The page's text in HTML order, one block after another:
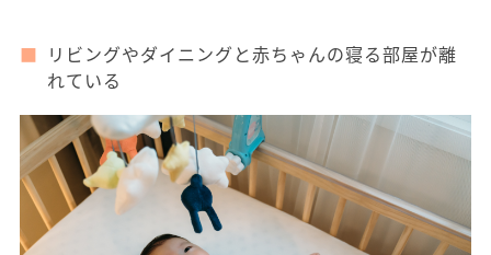
リビングやダイニングと赤ちゃんの寝る部屋が離
れている